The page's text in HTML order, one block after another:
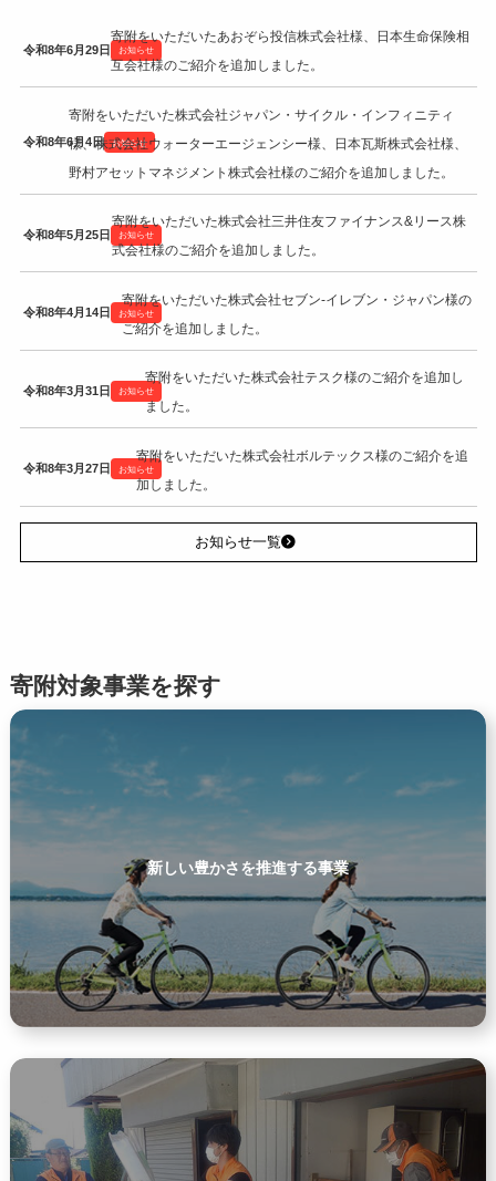
令和8年6月29日 お知らせ
寄附をいただいたあおぞら投信株式会社様、日本生命保険相
互会社様のご紹介を追加しました。
令和8年6月4日 お知らせ
寄附をいただいた株式会社ジャパン・サイクル・インフィニティ
様、株式会社ウォーターエージェンシー様、日本瓦斯株式会社様、
野村アセットマネジメント株式会社様のご紹介を追加しました。
令和8年5月25日 お知らせ
寄附をいただいた株式会社三井住友ファイナンス&リース株
式会社様のご紹介を追加しました。
令和8年4月14日 お知らせ
寄附をいただいた株式会社セブン‐イレブン・ジャパン様の
ご紹介を追加しました。
令和8年3月31日 お知らせ
寄附をいただいた株式会社テスク様のご紹介を追加し
ました。
令和8年3月27日 お知らせ
寄附をいただいた株式会社ボルテックス様のご紹介を追
加しました。
お知らせ一覧
寄附対象事業を探す
新しい豊かさを推進する事業